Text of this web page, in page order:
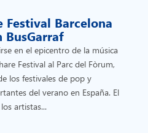
Festival Barcelona
BusGarraf
en el epicentro de la música
Festival al Parc del Fòrum,
los festivales de pop y
del verano en España. El
artistas...